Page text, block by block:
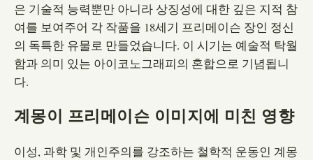
은 기술적 능력뿐만 아니라 상징성에 대한 깊은 지적 참
여를 보여주어 각 작품을 18세기 프리메이슨 장인 정신
의 독특한 유물로 만들었습니다. 이 시기는 예술적 탁월
함과 의미 있는 아이코노그래피의 혼합으로 기념됩니
다.
계몽이 프리메이슨 이미지에 미친 영향
이성, 과학 및 개인주의를 강조하는 철학적 운동인 계몽